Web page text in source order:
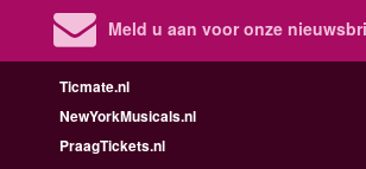
Meld u aan voor onze
Ticmate.nl
NewYorkMusicals.nl
PraagTickets.nl